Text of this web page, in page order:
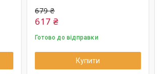
679 ₴
617 ₴
Готово до відправки
Купити